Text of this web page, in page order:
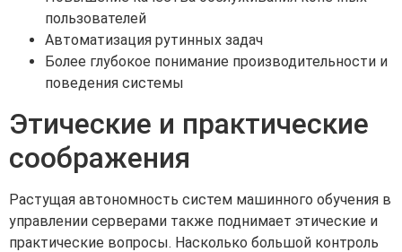
пользователей
Автоматизация рутинных задач
Более глубокое понимание производительности и
поведения системы
Этические и практические
соображения
Растущая автономность систем машинного обучения в
управлении серверами также поднимает этические и
практические вопросы. Насколько большой контроль